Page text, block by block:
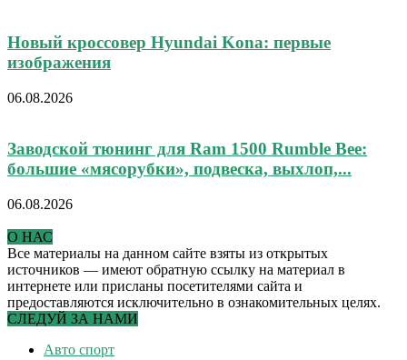
Новый кроссовер Hyundai Kona: первые
изображения
06.08.2026
Заводской тюнинг для Ram 1500 Rumble Bee:
большие «мясорубки», подвеска, выхлоп,...
06.08.2026
О НАС
Все материалы на данном сайте взяты из открытых
источников — имеют обратную ссылку на материал в
интернете или присланы посетителями сайта и
предоставляются исключительно в ознакомительных целях.
СЛЕДУЙ ЗА НАМИ
Авто спорт